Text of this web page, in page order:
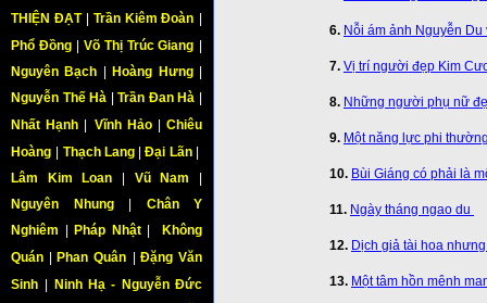
THIỆN ĐẠT
|Trần Kiêm Đoàn
Phổ Đồng
|Võ Thị Trúc Giang
Nguyên Bạch
Hoàng Hưng|
Nguyễn Thế Hà
Trần Đan Hà
Nhất Hạnh
Vĩnh Hảo|Chiêu
Hoàng
Thạch Lang|Đại Lãn|
Lâm Kim Loan
Vũ Nam
Nguyên Nhung| Chân Y
Nghiêm
Pháp Nhật|
Không
Quán
Phan Quân |Đặng Văn
Sinh
Ninh Hạ - Nguyễn Đức
6. Nỗi ám ảnh Nguyễn
7. Vị trí người đẹp Kim
8. Những người phụ nữ
9. Một năng lực phi
10. Bùi Giáng có phải là
11. Ngày tháng ngao du
12. Dịch giả tài hoa
13. Một tâm hồn mênh